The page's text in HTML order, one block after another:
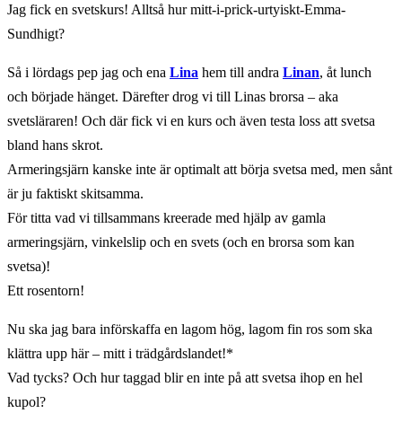
Jag fick en svetskurs! Alltså hur mitt-i-prick-urtyiskt-Emma-
Sundhigt?
Så i lördags pep jag och ena Lina hem till andra Linan, åt lunch
och började hänget. Därefter drog vi till Linas brorsa – aka
svetsläraren! Och där fick vi en kurs och även testa loss att svetsa
bland hans skrot.
Armeringsjärn kanske inte är optimalt att börja svetsa med, men sånt
är ju faktiskt skitsamma.
För titta vad vi tillsammans kreerade med hjälp av gamla
armeringsjärn, vinkelslip och en svets (och en brorsa som kan
svetsa)!
Ett rosentorn!
Nu ska jag bara införskaffa en lagom hög, lagom fin ros som ska
klättra upp här – mitt i trädgårdslandet!*
Vad tycks? Och hur taggad blir en inte på att svetsa ihop en hel
kupol?